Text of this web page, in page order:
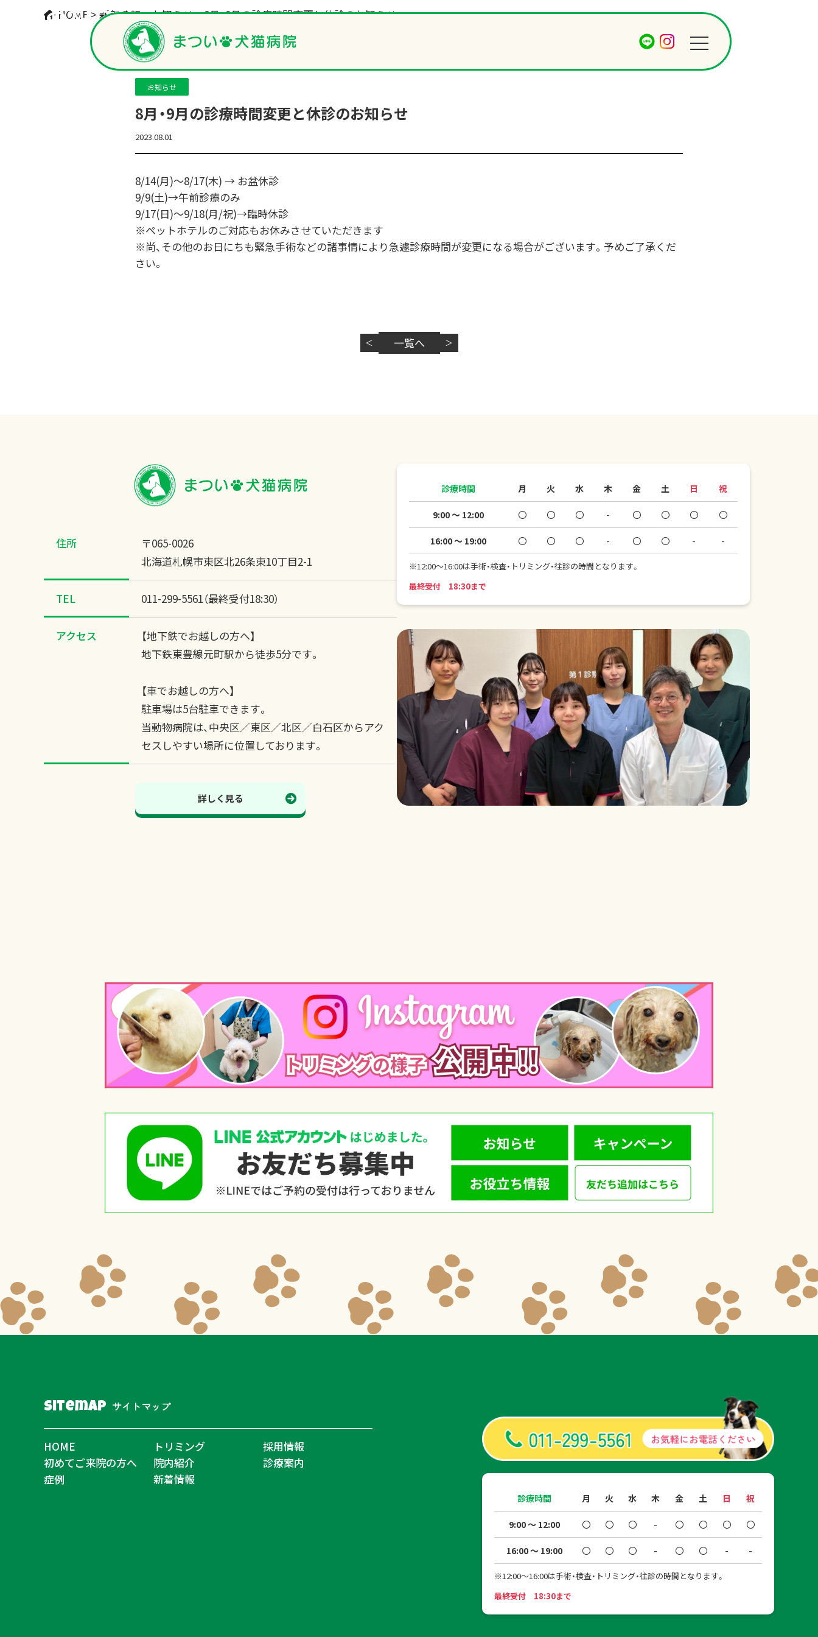
お知らせ
HOME > 新着情報>お知らせ>8月・9月の診療時間変更と休診のお知らせ
お知らせ
8月・9月の診療時間変更と休診のお知らせ
2023.08.01
8/14(月)～8/17(木) → お盆休診
9/9(土)→午前診療のみ
9/17(日)～9/18(月/祝)→臨時休診
※ペットホテルのご対応もお休みさせていただきます
※尚、その他のお日にちも緊急手術などの諸事情により急遽診療時間が変更になる場合がございます。予めご了承くだ
さい。
＜ 一覧へ ＞
住所
〒065-0026
北海道札幌市東区北26条東10丁目2-1
TEL 011-299-5561（最終受付18:30）
アクセス
【地下鉄でお越しの方へ】
地下鉄東豊線元町駅から徒歩5分です。
【車でお越しの方へ】
駐車場は5台駐車できます。
当動物病院は、中央区／東区／北区／白石区からアク
セスしやすい場所に位置しております。
詳しく見る
診療時間 月 火 水 木 金 土 日 祝
9:00 ～ 12:00 〇 〇 〇 - 〇 〇 〇 〇
16:00 ～ 19:00 〇 〇 〇 - 〇 〇 - -
※12:00～16:00は手術・検査・トリミング・往診の時間となります。
最終受付 18:30まで
Sitemap サイトマップ
HOME トリミング
採用情報
初めてご来院の方へ
院内紹介
診療案内
症例
新着情報
診療時間 月 火 水 木 金 土 日 祝
9:00 ～ 12:00 〇 〇 〇 - 〇 〇 〇 〇
16:00 ～ 19:00 〇 〇 〇 - 〇 〇 - -
※12:00～16:00は手術・検査・トリミング・往診の時間となります。
最終受付 18:30まで